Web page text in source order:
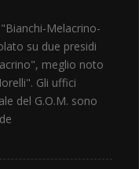
Melacrino-
su due presidi
meglio noto
Gli uffici
del G.O.M. sono